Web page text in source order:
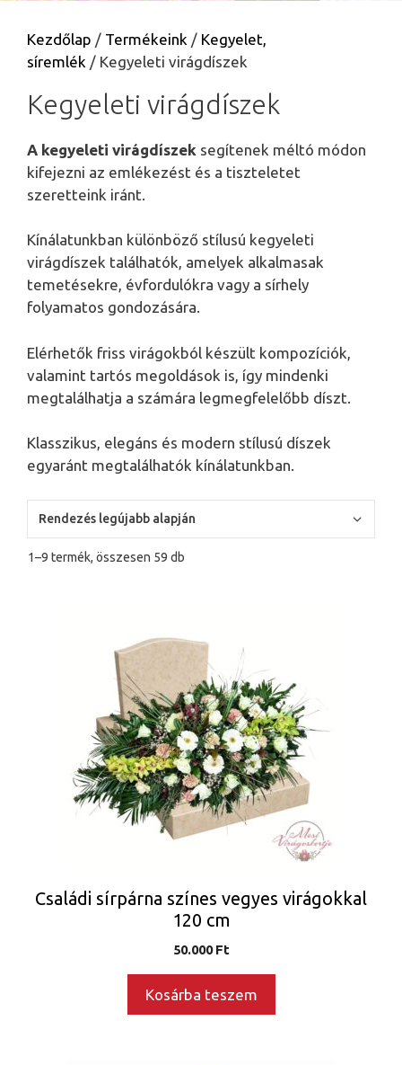
Kezdőlap / Termékeink / Kegyelet,
síremlék / Kegyeleti virágdíszek
Kegyeleti virágdíszek
A kegyeleti virágdíszek segítenek méltó módon
kifejezni az emlékezést és a tiszteletet
szeretteink iránt.
Kínálatunkban különböző stílusú kegyeleti
virágdíszek találhatók, amelyek alkalmasak
temetésekre, évfordulókra vagy a sírhely
folyamatos gondozására.
Elérhetők friss virágokból készült kompozíciók,
valamint tartós megoldások is, így mindenki
megtalálhatja a számára legmegfelelőbb díszt.
Klasszikus, elegáns és modern stílusú díszek
egyaránt megtalálhatók kínálatunkban.
1–9 termék, összesen 59 db
Családi sírpárna színes vegyes virágokkal
120 cm
50.000Ft
Kosárba teszem